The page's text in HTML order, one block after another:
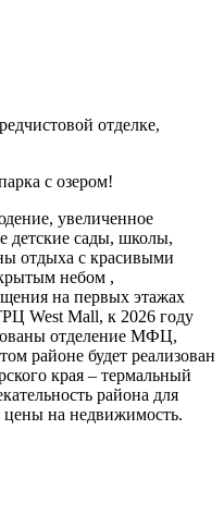
отделке,
с озером!
увеличенное
детские сады, школы,
отдыха с красивыми
небом ,
на первых этажах
West Mall, к 2026 году
отделение МФЦ,
районе будет реализован
края – термальный
района для
цены на недвижимость.